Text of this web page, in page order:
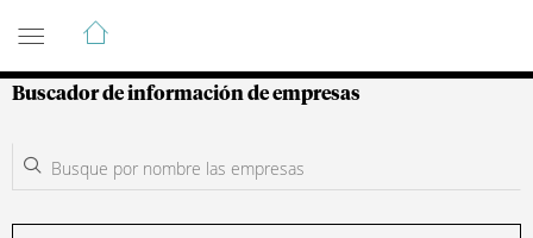
Guía de Empresas Colombianas
Buscador de información de empresas